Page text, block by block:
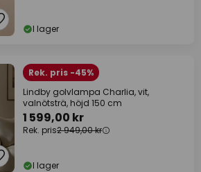
I lager
Rek. pris -45%
Lindby golvlampa Charlia, vit,
valnötsträ, höjd 150 cm
1 599,00 kr
Rek. pris2 949,00 kr
I lager